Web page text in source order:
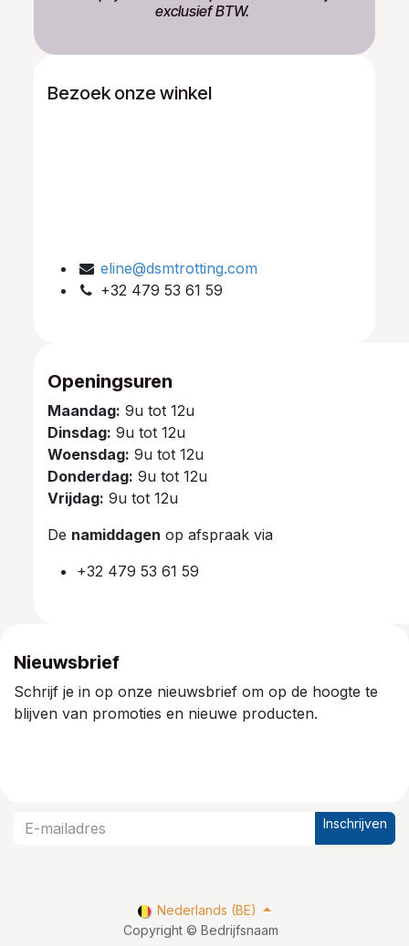
exclusief BTW.
Bezoek onze winkel
eline@dsmtrotting.com
+32 479 53 61 59
Openingsuren
Maandag: 9u tot 12u
Dinsdag: 9u tot 12u
Woensdag: 9u tot 12u
Donderdag: 9u tot 12u
Vrijdag: 9u tot 12u
De namiddagen op afspraak via
+32 479 53 61 59
Nieuwsbrief
Schrijf je in op onze nieuwsbrief om op de hoogte te
blijven van promoties en nieuwe producten.
Inschrijven
Copyright © Bedrijfsnaam
Nederlands (BE)